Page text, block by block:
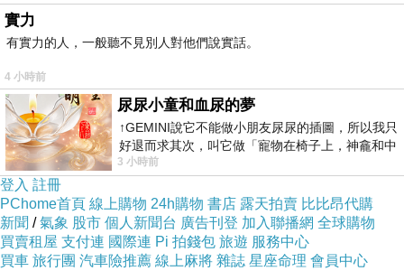
泰式辣子雞飯NT190元(可選飯or麵)，份量偏
實力
有實力的人，一般聽不見別人對他們說實話。
4 小時前
尿尿小童和血尿的夢
↑GEMINI說它不能做小朋友尿尿的插圖，所以我只
好退而求其次，叫它做「寵物在椅子上，神龕和中
年人臉孔」的畫了。 六月底
3 小時前
登入 註冊
PChome首頁 線上購物 24h購物 書店 露天拍賣 比比昂代購
新聞 /氣象 股市 個人新聞台 廣告刊登 加入聯播網 全球購物
買賣租屋 支付連 國際連 Pi 拍錢包 旅遊 服務中心
買車 旅行團 汽車險推薦 線上麻將 雜誌 星座命理 會員中心